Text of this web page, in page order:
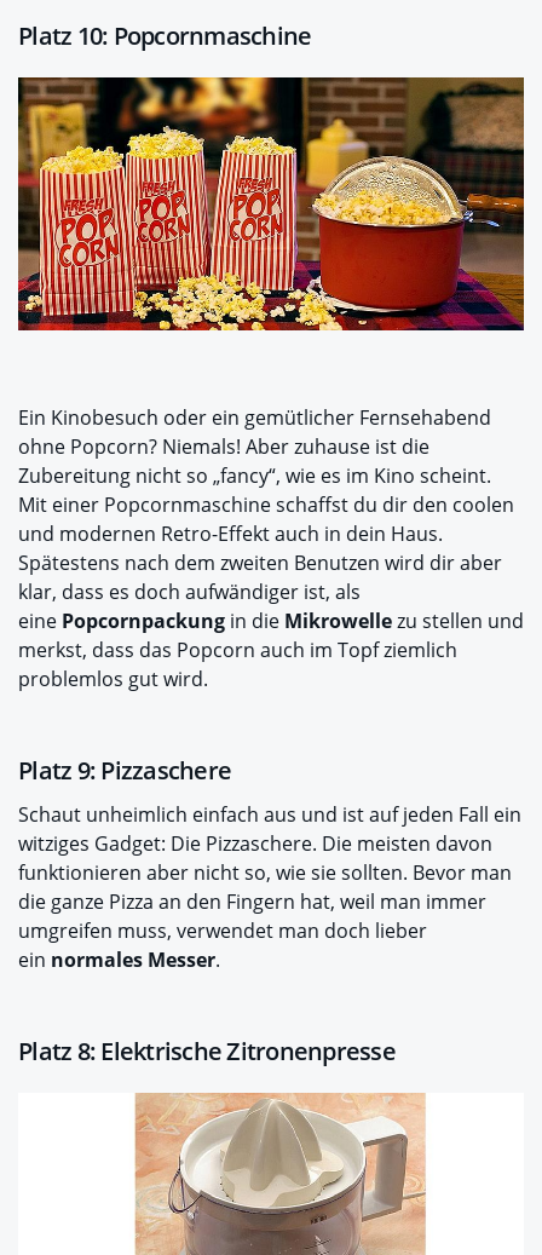
Platz 10: Popcornmaschine
Ein Kinobesuch oder ein gemütlicher Fernsehabend
ohne Popcorn? Niemals! Aber zuhause ist die
Zubereitung nicht so „fancy“, wie es im Kino scheint.
Mit einer Popcornmaschine schaffst du dir den coolen
und modernen Retro-Effekt auch in dein Haus.
Spätestens nach dem zweiten Benutzen wird dir aber
klar, dass es doch aufwändiger ist, als
eine Popcornpackung in die Mikrowellezu stellen und
merkst, dass das Popcorn auch im Topf ziemlich
problemlos gut wird.
Platz 9: Pizzaschere
Schaut unheimlich einfach aus und ist auf jeden Fall ein
witziges Gadget: Die Pizzaschere. Die meisten davon
funktionieren aber nicht so, wie sie sollten. Bevor man
die ganze Pizza an den Fingern hat, weil man immer
umgreifen muss, verwendet man doch lieber
ein normales Messer.
Platz 8: Elektrische Zitronenpresse